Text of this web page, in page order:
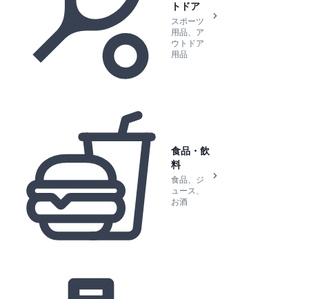
トドア
スポーツ
用品、ア
ウトドア
用品
食品・飲
料
食品、ジ
ュース、
お酒